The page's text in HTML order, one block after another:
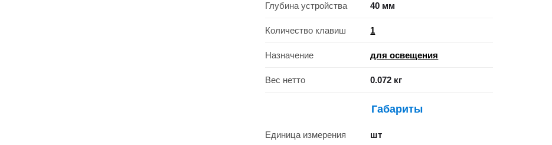
Глубина устройства 40 мм
Количество клавиш 1
Назначение для освещения
Вес нетто 0.072 кг
Габариты
Единица измерения шт